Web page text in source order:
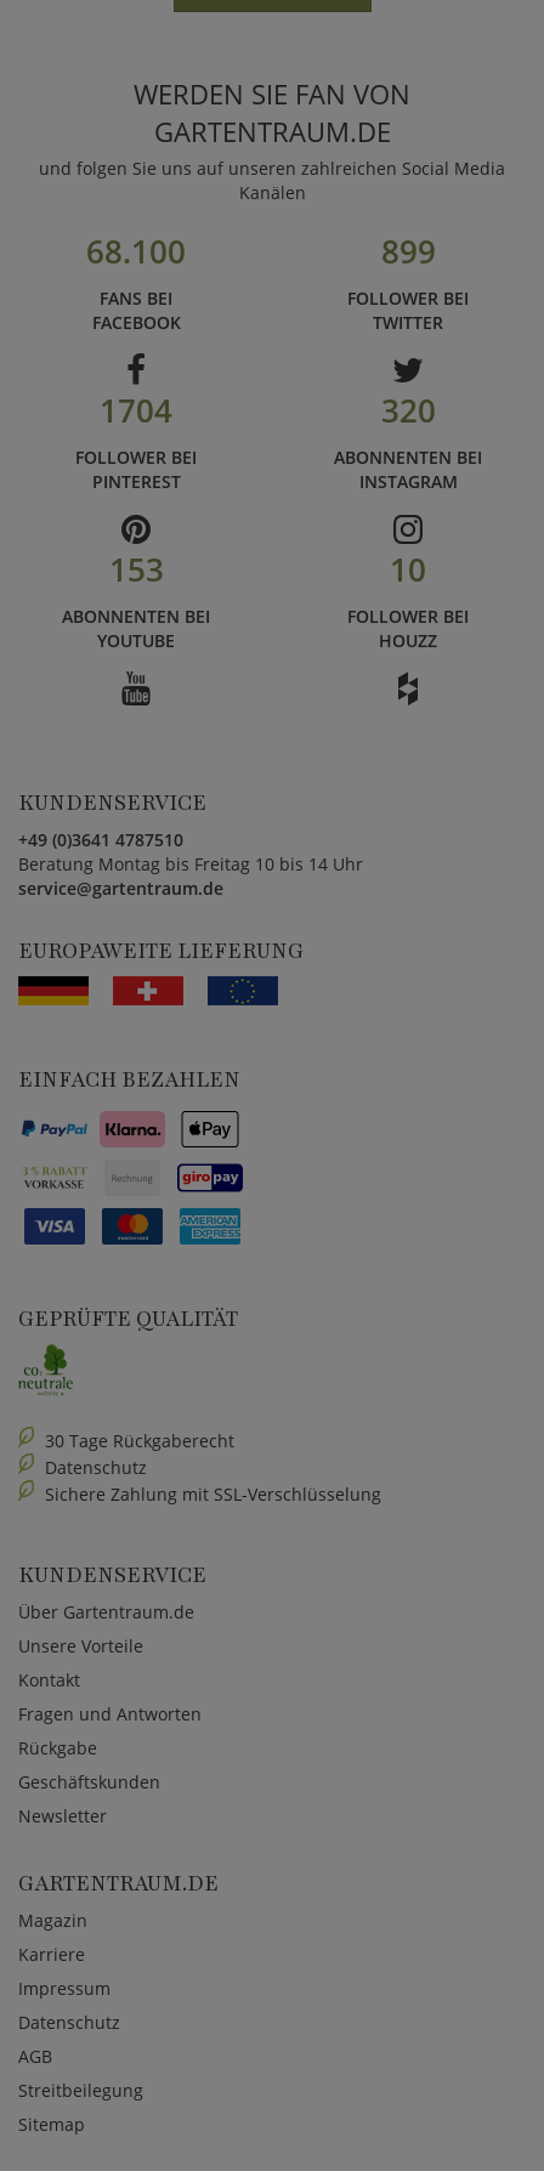
WERDEN SIE FAN VON
GARTENTRAUM.DE
und folgen Sie uns auf unseren zahlreichen Social Media
Kanälen
68.100
FANS BEI
FACEBOOK
899
FOLLOWER BEI
TWITTER
1704
FOLLOWER BEI
PINTEREST
320
ABONNENTEN BEI
INSTAGRAM
153
ABONNENTEN BEI
YOUTUBE
10
FOLLOWER BEI
HOUZZ
KUNDENSERVICE
+49 (0)3641 4787510
Beratung Montag bis Freitag 10 bis 14 Uhr
service@gartentraum.de
EUROPAWEITE LIEFERUNG
EINFACH BEZAHLEN
GEPRÜFTE QUALITÄT
30 Tage Rückgaberecht
Datenschutz
Sichere Zahlung mit SSL-Verschlüsselung
KUNDENSERVICE
Über Gartentraum.de
Unsere Vorteile
Kontakt
Fragen und Antworten
Rückgabe
Geschäftskunden
Newsletter
GARTENTRAUM.DE
Magazin
Karriere
Impressum
Datenschutz
AGB
Streitbeilegung
Sitemap